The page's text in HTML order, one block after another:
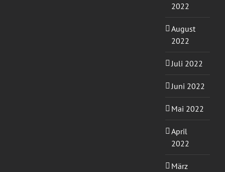
2022
August
2022
Juli 2022
Juni 2022
Mai 2022
April
2022
März